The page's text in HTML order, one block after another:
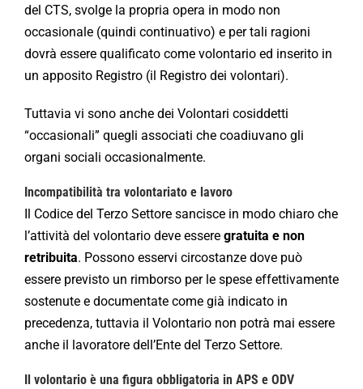
del CTS, svolge la propria opera in modo non
occasionale (quindi continuativo) e per tali ragioni
dovrà essere qualificato come volontario ed inserito in
un apposito Registro (il Registro dei volontari).
Tuttavia vi sono anche dei Volontari cosiddetti
“occasionali” quegli associati che coadiuvano gli
organi sociali occasionalmente.
Incompatibilità tra volontariato e lavoro
Il Codice del Terzo Settore sancisce in modo chiaro che
l’attività del volontario deve essere gratuita e non
retribuita. Possono esservi circostanze dove può
essere previsto un rimborso per le spese effettivamente
sostenute e documentate come già indicato in
precedenza, tuttavia il Volontario non potrà mai essere
anche il lavoratore dell’Ente del Terzo Settore.
Il volontario è una figura obbligatoria in APS e ODV